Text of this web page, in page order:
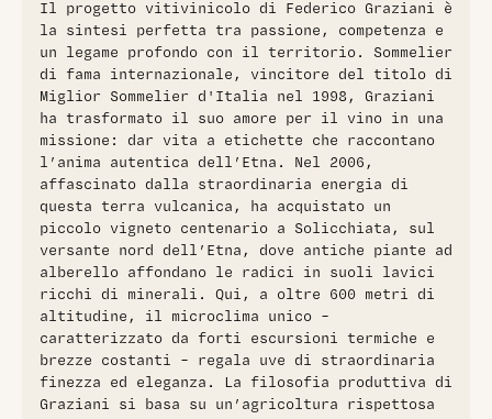
avvolti da piacevoli note agrumata e fumé derivate dalla
pietra lavica. In bocca il vino si rivela vivo e armonioso, con
una trama tannica ben organizzata e una lunga
persistenza. Un sorso che parla sinceramente del territorio,
frutto di una tradizione vitivinicola millenaria e della
maestria di un ex sommelier d'Italia.
Il progetto vitivinicolo di Federico Graziani è
la sintesi perfetta tra passione, competenza e
un legame profondo con il territorio. Sommelier
di fama internazionale, vincitore del titolo di
Miglior Sommelier d'Italia nel 1998, Graziani
ha trasformato il suo amore per il vino in una
missione: dar vita a etichette che raccontano
l’anima autentica dell’Etna. Nel 2006,
affascinato dalla straordinaria energia di
questa terra vulcanica, ha acquistato un
piccolo vigneto centenario a Solicchiata, sul
versante nord dell’Etna, dove antiche piante ad
alberello affondano le radici in suoli lavici
ricchi di minerali. Qui, a oltre 600 metri di
altitudine, il microclima unico –
caratterizzato da forti escursioni termiche e
brezze costanti – regala uve di straordinaria
finezza ed eleganza. La filosofia produttiva di
Graziani si basa su un’agricoltura rispettosa